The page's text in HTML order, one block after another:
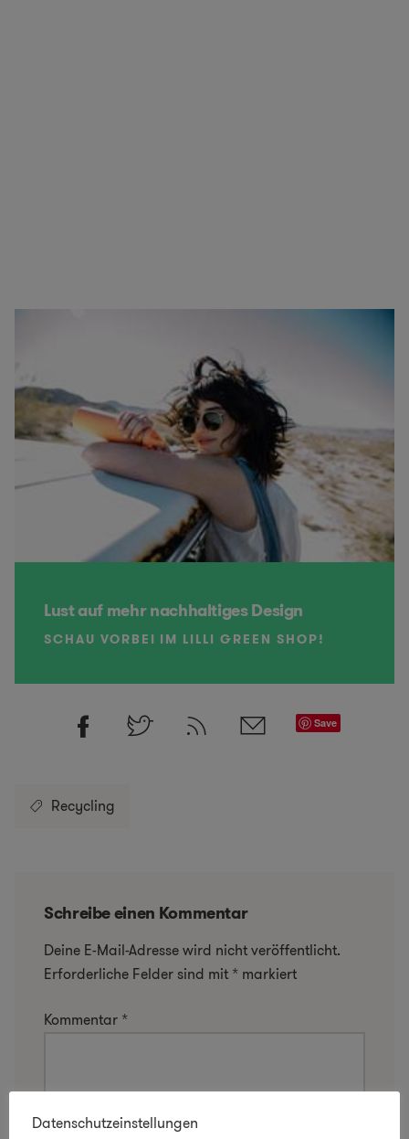
Lust auf mehr nachhaltiges Design
SCHAU VORBEI IM LILLI GREEN SHOP!
Save
Recycling
Schreibe einen Kommentar
Deine E-Mail-Adresse wird nicht veröffentlicht.
Erforderliche Felder sind mit * markiert
Kommentar *
Datenschutzeinstellungen